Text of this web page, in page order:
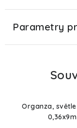
Parametry
Organza,
0,36x9m